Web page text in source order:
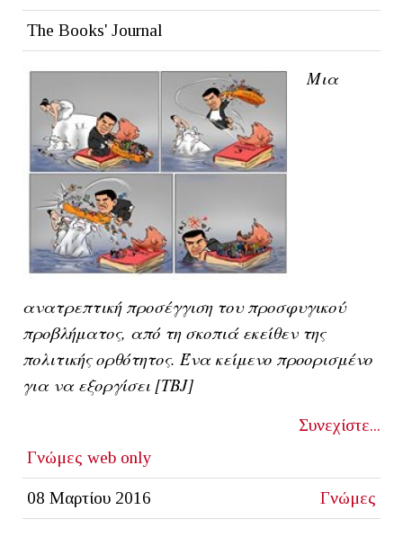
The Books' Journal
Μια
ανατρεπτική προσέγγιση του προσφυγικού
προβλήματος, από τη σκοπιά εκείθεν της
πολιτικής ορθότητoς. Ένα κείμενο προορισμένο
για να εξοργίσει [ΤΒJ]
Συνεχίστε...
Γνώμες web only
08 Μαρτίου 2016 Γνώμες